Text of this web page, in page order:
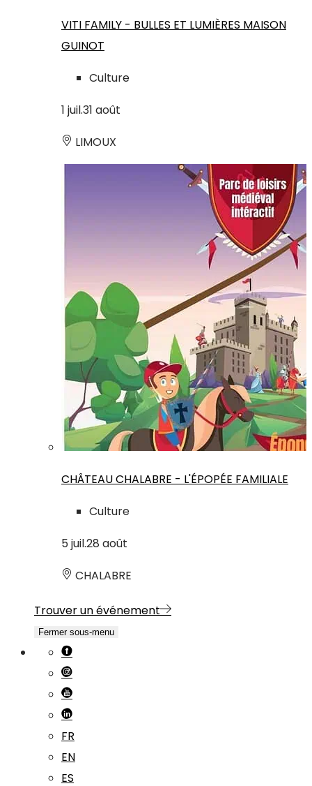
VITI FAMILY - BULLES ET LUMIÈRES MAISON
GUINOT
Culture
1 juil.31 août
LIMOUX
CHÂTEAU CHALABRE - L'ÉPOPÉE FAMILIALE
Culture
5 juil.28 août
CHALABRE
Trouver un événement
Fermer sous-menu
FR
EN
ES